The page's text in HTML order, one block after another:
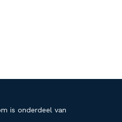
is onderdeel van